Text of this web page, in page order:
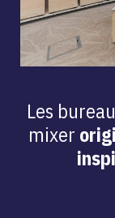
Les
mixer